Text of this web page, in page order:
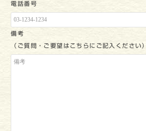
電話番号
備考
（ご質問・ご要望はこちらにご記入ください）